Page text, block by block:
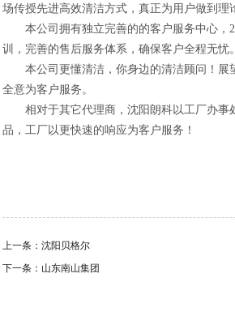
场传授先进高效清洁方式，真正为用户做到理
本公司拥有独立完善的的客户服务中心，
训，完善的售后服务体系，确保客户全程无忧。
本公司更懂清洁，你身边的清洁顾问！展
全意为客户服务。
相对于其它代理商，沈阳朗科以工厂办事
品，工厂以更快速的响应为客户服务！
上一条：沈阳贝格尔
下一条：山东南山集团